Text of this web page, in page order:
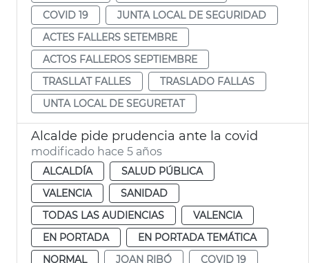
COVID 19
JUNTA LOCAL DE SEGURIDAD
ACTES FALLERS SETEMBRE
ACTOS FALLEROS SEPTIEMBRE
TRASLLAT FALLES
TRASLADO FALLAS
UNTA LOCAL DE SEGURETAT
Alcalde pide prudencia ante la covid
modificado hace 5 años
ALCALDÍA
SALUD PÚBLICA
VALENCIA
SANIDAD
TODAS LAS AUDIENCIAS
VALENCIA
EN PORTADA
EN PORTADA TEMÁTICA
NORMAL
JOAN RIBÓ COVID 19